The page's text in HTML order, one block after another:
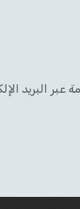
البريد